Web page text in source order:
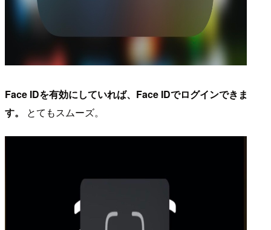
Face IDを有効にしていれば、Face IDでログインできま
す。 とてもスムーズ。